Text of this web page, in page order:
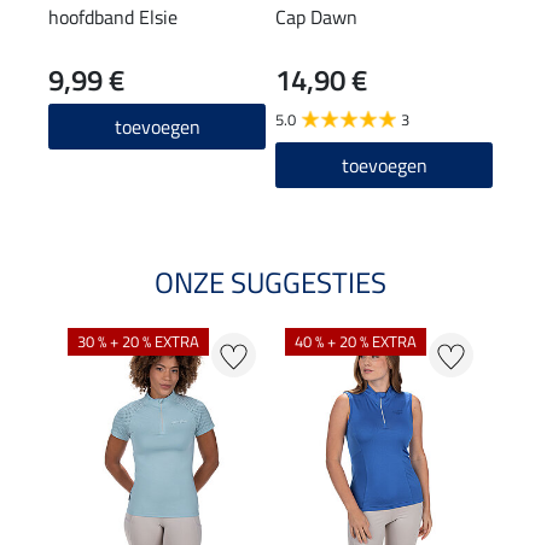
hoofdband Elsie
9,99 €
toevoegen
Cap Dawn
14,90 €
5.0 3
toevoegen
ONZE SUGGESTIES
30 % + 20 % EXTRA 40 % + 20 % EXTRA